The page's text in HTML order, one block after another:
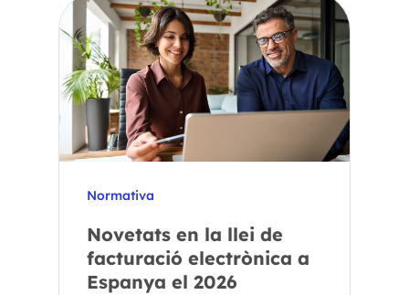
Normativa
Novetats en la llei de
facturació electrònica a
Espanya el 2026